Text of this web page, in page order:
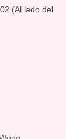
(Al lado del